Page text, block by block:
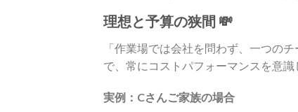
理想と予算の狭間 💸
「作業場では会社を問わず、一つの
で、常にコストパフォーマンスを意識
実例：Cさんご家族の場合